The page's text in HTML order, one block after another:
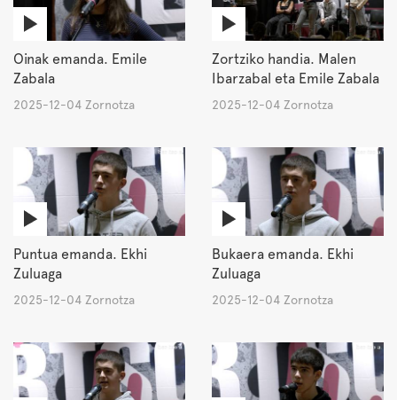
Oinak emanda. Emile
Zabala
2025-12-04 Zornotza
Zortziko handia. Malen
Ibarzabal eta Emile Zabala
2025-12-04 Zornotza
Puntua emanda. Ekhi
Zuluaga
2025-12-04 Zornotza
Bukaera emanda. Ekhi
Zuluaga
2025-12-04 Zornotza